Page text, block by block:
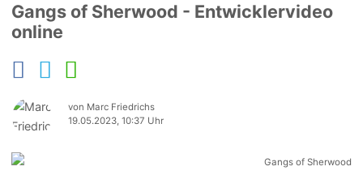
Gangs of Sherwood - Entwicklervideo
online
von Marc Friedrichs
19.05.2023, 10:37 Uhr